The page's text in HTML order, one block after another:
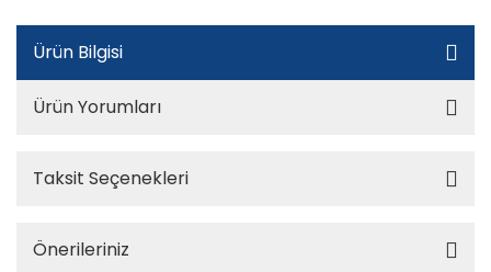
Ürün Bilgisi
Ürün Yorumları
Taksit Seçenekleri
Önerileriniz